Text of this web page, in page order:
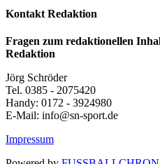
Kontakt Redaktion
Fragen zum redaktionellen
Redaktion
Jörg Schröder
Tel. 0385 - 2075420
Handy: 0172 - 3924980
E-Mail: info@sn-sport.de
Impressum